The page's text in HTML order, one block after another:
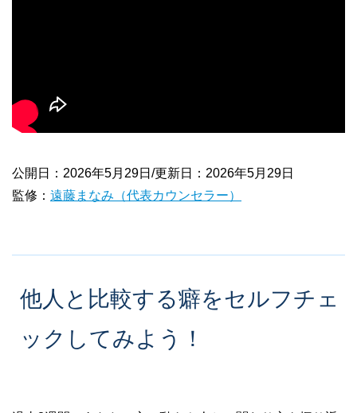
公開日：2026年5月29日/更新日：2026年5月29日
監修： 遠藤まなみ（代表カウンセラー）
他人と比較する癖をセルフチェ
ックしてみよう！